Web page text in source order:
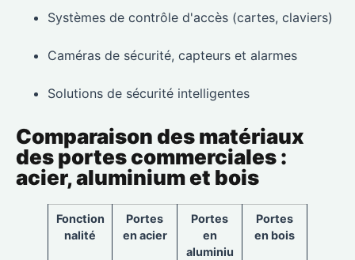
Systèmes de contrôle d'accès (cartes, claviers)
Caméras de sécurité, capteurs et alarmes
Solutions de sécurité intelligentes
Comparaison des matériaux
des portes commerciales :
acier, aluminium et bois
Fonction
nalité
Portes
en acier
Portes
en
aluminiu
Portes
en bois